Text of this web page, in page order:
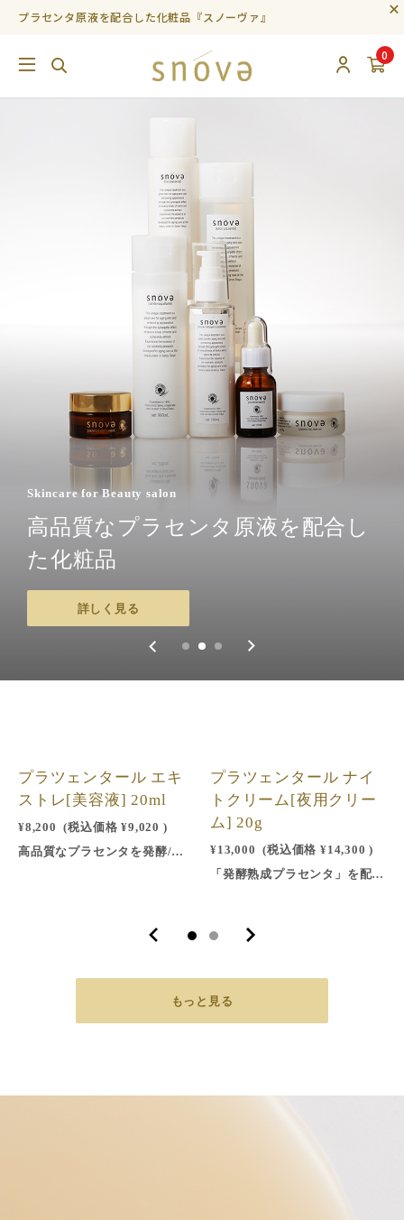
プラセンタ原液を配合した化粧品『スノーヴァ』
0
プラセンタ原液スキンケアをエス
テやご自宅で
詳しく見る
Skincare for Beauty salon
高品質なプラセンタ原液を配合し
た化粧品
詳しく見る
Ginza & Kyoto salon
プラセンタ専門贅沢エステ
詳しく見る
プラツェンタール エキ
ストレ[美容液] 20ml
¥8,200 (税込価格 ¥9,020 )
高品質なプラセンタを発酵/熟成させ、極限までプラセンタの力を引き出すことに成功した「発酵熟成プラセンタ」を使用角層まで素早く深く浸透し、内側からお肌を潤いと栄養で満たします。表面ではなくお肌の奥から潤し、補給することでお肌に見違えるようなハリとツヤ、透明感を。ほのかに香る柑橘系の香りでリラックス。日頃の疲れやストレスから開放され、贅沢なスキンケアタイムをご提供します。1本で、約1ヶ月分ご使用いただけます。
プラツェンタール ナイ
トクリーム[夜用クリー
ム] 20g
¥13,000 (税込価格 ¥14,300 )
「発酵熟成プラセンタ」を配合したナイトクリーム凍結酵素抽出法と呼ばれる製法技術でプラセンタ原液を抽出し、その後、さらに「発酵」させ、美肌成分を増加させたとても希少なプラセンタ 「発酵熟成プラセンタ」を配合。女性ホルモンを活発にするリンゴ種子エキス、細胞を活性化するアルテミアエキス等を配合した、栄養たっぷりのリッチな夜用クリーム。海洋性コラーゲンのマイクロカプセルが水分を抱え込み、角質層 の奥から潤わせ、翌朝にはもっちりと弾力のある引き締まった素肌に。1個で約1ヶ月半ご使用いただけます。
もっと見る